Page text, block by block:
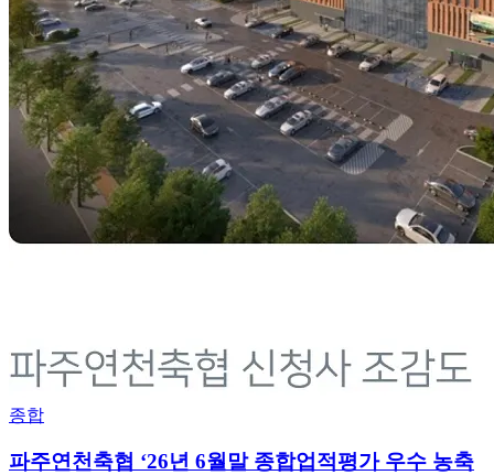
종합
파주연천축협 ‘26년 6월말 종합업적평가 우수 농축